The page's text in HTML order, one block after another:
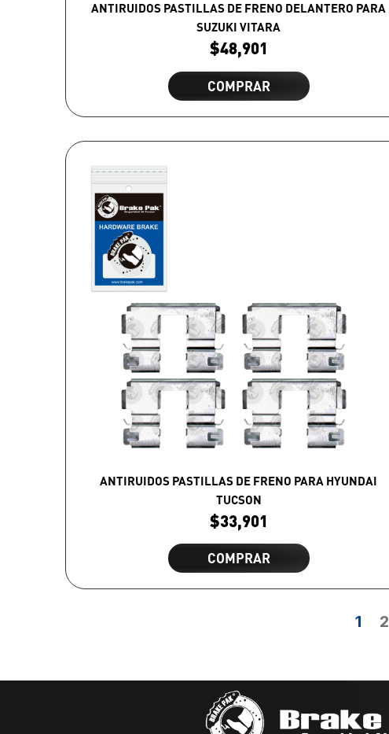
ANTIRUIDOS PASTILLAS DE FRENO DELANTERO PARA
SUZUKI VITARA
$48,901
COMPRAR
ANTIRUIDOS PASTILLAS DE FRENO PARA HYUNDAI
TUCSON
$33,901
COMPRAR
1 2